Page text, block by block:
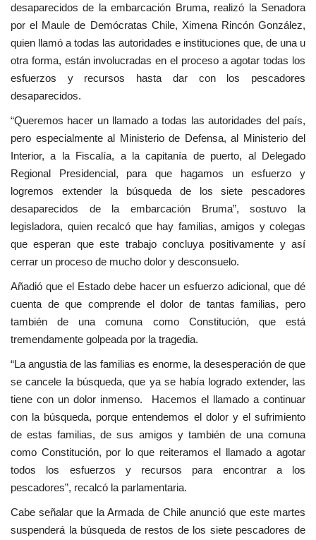
desaparecidos de la embarcación Bruma, realizó la Senadora
por el Maule de Demócratas Chile, Ximena Rincón González,
quien llamó a todas las autoridades e instituciones que, de una u
otra forma, están involucradas en el proceso a agotar todas los
esfuerzos y recursos hasta dar con los pescadores
desaparecidos.
“Queremos hacer un llamado a todas las autoridades del país,
pero especialmente al Ministerio de Defensa, al Ministerio del
Interior, a la Fiscalía, a la capitanía de puerto, al Delegado
Regional Presidencial, para que hagamos un esfuerzo y
logremos extender la búsqueda de los siete pescadores
desaparecidos de la embarcación Bruma”, sostuvo la
legisladora, quien recalcó que hay familias, amigos y colegas
que esperan que este trabajo concluya positivamente y así
cerrar un proceso de mucho dolor y desconsuelo.
Añadió que el Estado debe hacer un esfuerzo adicional, que dé
cuenta de que comprende el dolor de tantas familias, pero
también de una comuna como Constitución, que está
tremendamente golpeada por la tragedia.
“La angustia de las familias es enorme, la desesperación de que
se cancele la búsqueda, que ya se había logrado extender, las
tiene con un dolor inmenso. Hacemos el llamado a continuar
con la búsqueda, porque entendemos el dolor y el sufrimiento
de estas familias, de sus amigos y también de una comuna
como Constitución, por lo que reiteramos el llamado a agotar
todos los esfuerzos y recursos para encontrar a los
pescadores”, recalcó la parlamentaria.
Cabe señalar que la Armada de Chile anunció que este martes
suspenderá la búsqueda de restos de los siete pescadores de